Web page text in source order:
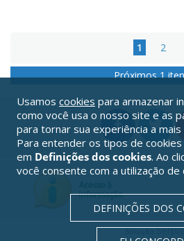
Próximos 1
1 2
Solução
Usamos cookies para armazenar
como você usa o nosso site e as
para tornar sua experiência a
Para entender os tipos de
em Definições dos cookies. Ao
você consente com a utilização de
DEFINIÇÕES DOS